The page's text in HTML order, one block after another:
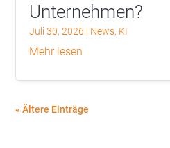
Unternehmen?
Juli 30, 2026 | News, KI
mehr lesen
« Ältere Einträge